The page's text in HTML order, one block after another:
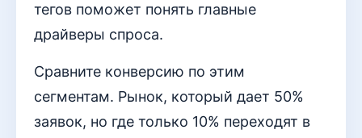
тегов поможет понять главные
драйверы спроса.
Сравните конверсию по этим
сегментам. Рынок, который дает 50%
заявок, но где только 10% переходят в